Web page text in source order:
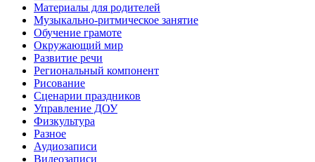
Материалы для родителей
Музыкально-ритмическое занятие
Обучение грамоте
Окружающий мир
Развитие речи
Региональный компонент
Рисование
Сценарии праздников
Управление ДОУ
Физкультура
Разное
Аудиозаписи
Видеозаписи